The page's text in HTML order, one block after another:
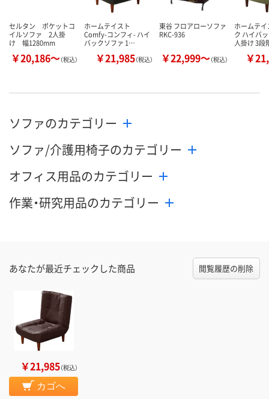
セルタン ポケットコ
イルソファ 2人掛
け 幅1280mm
￥20,186～（税込）
ホームテイスト
Comfy-コンフィ- ハイ
バックソファ 1…
￥21,985（税込）
東谷 フロアローソファ
RKC-936
￥22,999～（税込）
ホームテ
ク ハイバ
人掛け 3
￥
ソファのカテゴリー
ソファ/介護用椅子のカテゴリー
オフィス用品のカテゴリー
作業・研究用品のカテゴリー
あなたが最近チェックした商品 閲覧履歴の削除
￥21,985（税込）
カゴへ